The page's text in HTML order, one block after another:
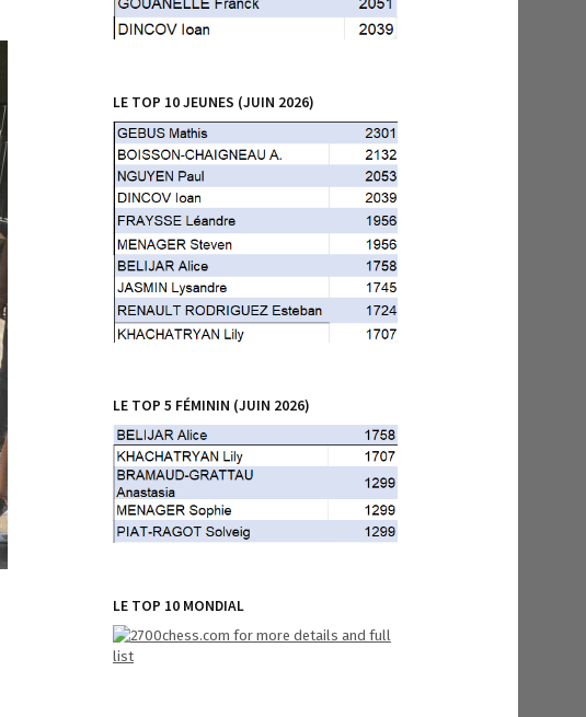
LE TOP 10 JEUNES (JUIN 2026)
LE TOP 5 FÉMININ (JUIN 2026)
LE TOP 10 MONDIAL